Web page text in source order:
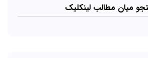
میان مطالب لینکلیک